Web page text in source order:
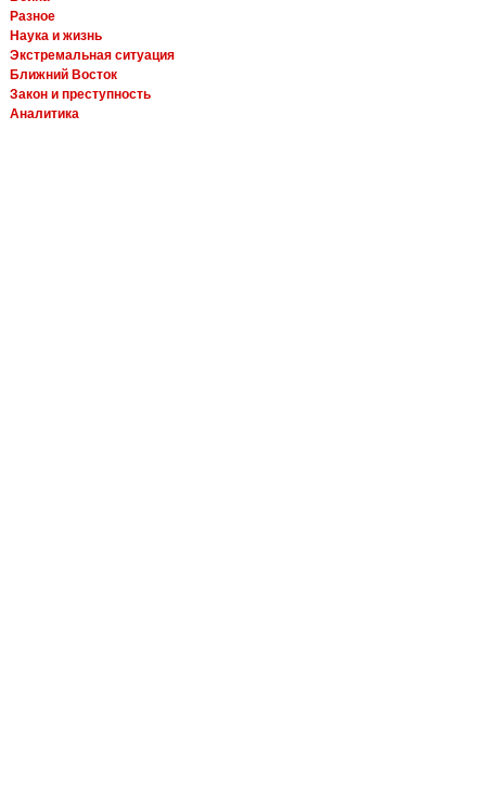
Разное
Наука и жизнь
Экстремальная ситуация
Ближний Восток
Закон и преступность
Аналитика